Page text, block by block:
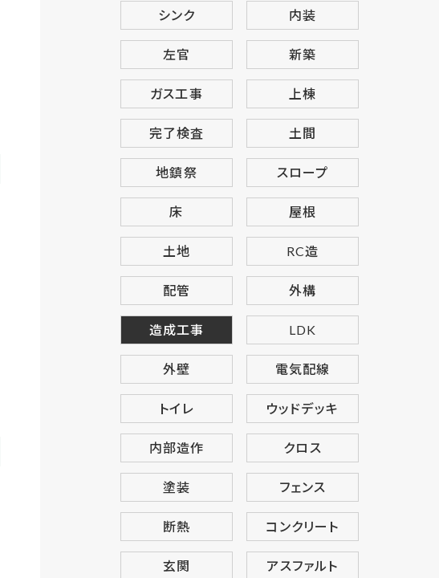
シンク 内装
左官 新築
ガス工事 上棟
完了検査 土間
地鎮祭 スロープ
床 屋根
土地 RC造
配管 外構
造成工事 LDK
外壁 電気配線
トイレ ウッドデッキ
内部造作 クロス
塗装 フェンス
断熱 コンクリート
玄関 アスファルト